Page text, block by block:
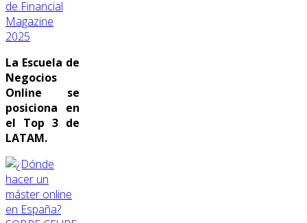
de Financial
Magazine
2025
La Escuela de
Negocios
Online se
posiciona en
el Top 3 de
LATAM.